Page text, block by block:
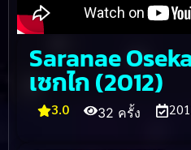
Saranae
เซกไก (2012)
3.0 32 ครั้ง